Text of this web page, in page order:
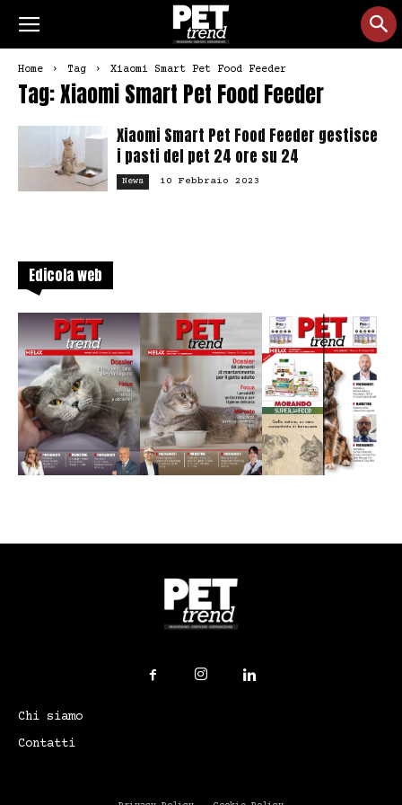
Home Tag Xiaomi Smart Pet Food Feeder
Tag: Xiaomi Smart Pet Food Feeder
Xiaomi Smart Pet Food Feeder gestisce
i pasti del pet 24 ore su 24
News 10 Febbraio 2023
Edicola web
Chi siamo
Contatti